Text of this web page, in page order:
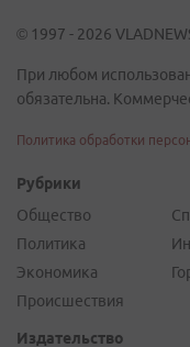
© 1997 - 2026
При любом
обязательна.
Политика обработки
Рубрики
Общество
Политика
Экономика
Происшествия
Издательство